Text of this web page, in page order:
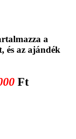
a
és az ajándék
Ft